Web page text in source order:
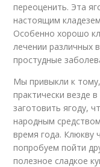
переоценить. Эта
настоящим
Особенно хорошо
лечении различных
простудные
Мы привыкли к
практически везде
заготовить ягоду,
народным
время года.
попробуем пойти
полезное сладкое